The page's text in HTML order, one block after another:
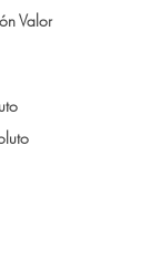
Valor